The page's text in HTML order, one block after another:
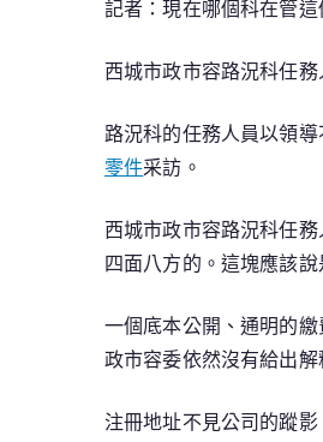
記者：現在哪個科在管這
西城市政市容路況科任
路況科的任務人員以領
零件采訪。
西城市政市容路況科任
四面八方的。這塊應該說
一個底本公開、通明的
政市容委依然沒有給出解
注冊地址不見公司的蹤